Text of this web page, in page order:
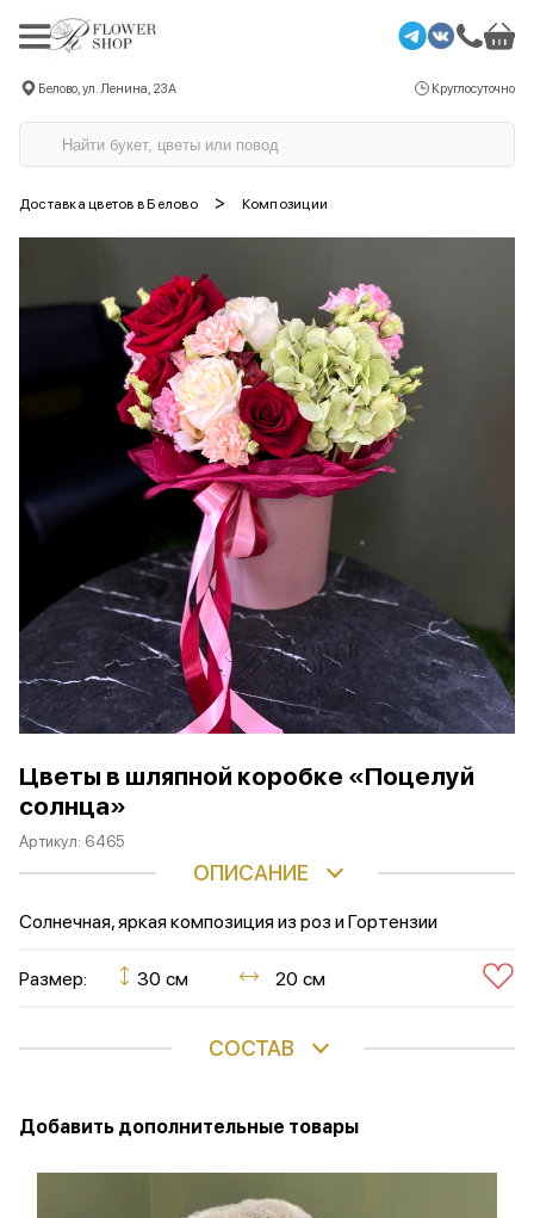
Белово, ул. Ленина, 23А Круглосуточно
Доставка цветов в Белово > Композиции
Цветы в шляпной коробке «Поцелуй
солнца»
Артикул: 6465
ОПИСАНИЕ
Солнечная, яркая композиция из роз и Гортензии
Размер: 30 см 20 см
СОСТАВ
Добавить дополнительные товары